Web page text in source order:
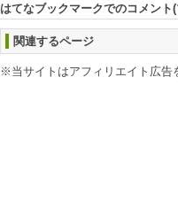
はてなブックマークでのコメント(
関連するページ
※当サイトはアフィリエイト広告